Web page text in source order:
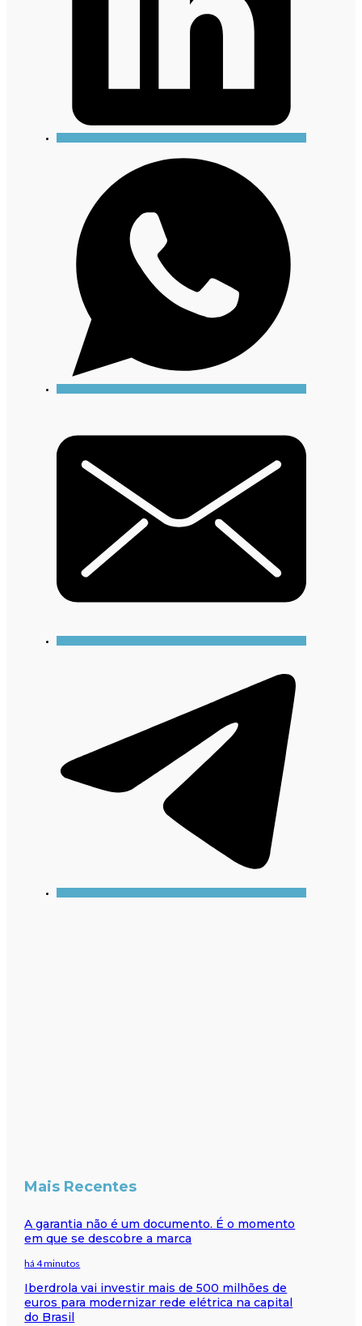
Mais Recentes
A garantia não é um documento. É o momento
em que se descobre a marca
há 4 minutos
Iberdrola vai investir mais de 500 milhões de
euros para modernizar rede elétrica na capital
do Brasil